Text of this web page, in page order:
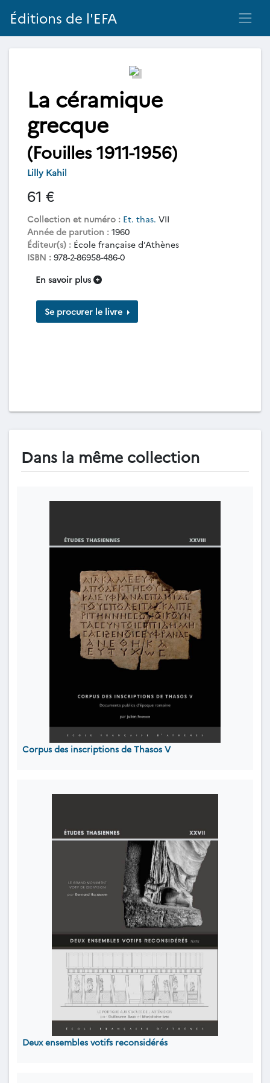
Éditions de l'EFA
La céramique
grecque
(Fouilles 1911-1956)
Lilly Kahil
61 €
Collection et numéro : Et. thas. VII
Année de parution : 1960
Éditeur(s) : École française d’Athènes
ISBN : 978-2-86958-486-0
En savoir plus
Se procurer le livre
Dans la même collection
Corpus des inscriptions de Thasos V
Deux ensembles votifs reconsidérés